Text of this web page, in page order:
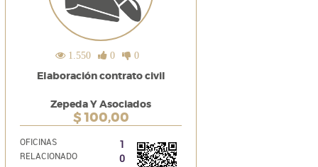
1.550 0 0
Elaboración contrato civil
Zepeda Y Asociados
$100,00
OFICINAS 1
RELACIONADO 0